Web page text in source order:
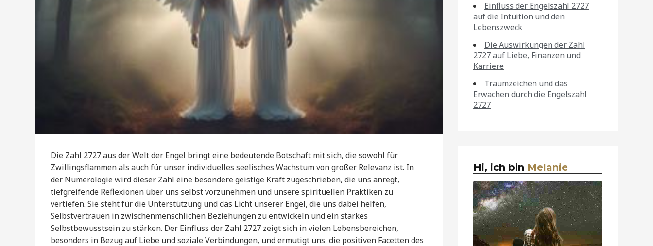
Die Zahl 2727 aus der Welt der Engel bringt eine bedeutende Botschaft mit sich, die sowohl für
Zwillingsflammen als auch für unser individuelles seelisches Wachstum von großer Relevanz ist. In
der Numerologie wird dieser Zahl eine besondere geistige Kraft zugeschrieben, die uns anregt,
tiefgreifende Reflexionen über uns selbst vorzunehmen und unsere spirituellen Praktiken zu
vertiefen. Sie steht für die Unterstützung und das Licht unserer Engel, die uns dabei helfen,
Selbstvertrauen in zwischenmenschlichen Beziehungen zu entwickeln und ein starkes
Selbstbewusstsein zu stärken. Der Einfluss der Zahl 2727 zeigt sich in vielen Lebensbereichen,
besonders in Bezug auf Liebe und soziale Verbindungen, und ermutigt uns, die positiven Facetten des
Einfluss der Engelszahl 2727
auf die Intuition und den
Lebenszweck
Die Auswirkungen der Zahl
2727 auf Liebe, Finanzen und
Karriere
Traumzeichen und das
Erwachen durch die Engelszahl
2727
Hi, ich bin Melanie